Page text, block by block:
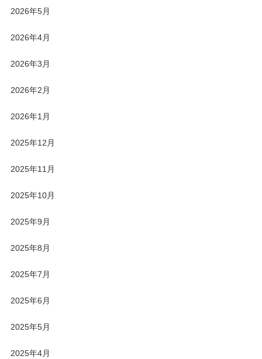
2026年5月
2026年4月
2026年3月
2026年2月
2026年1月
2025年12月
2025年11月
2025年10月
2025年9月
2025年8月
2025年7月
2025年6月
2025年5月
2025年4月